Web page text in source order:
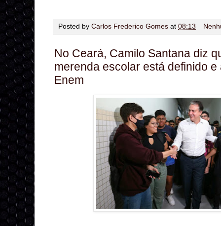
Posted by Carlos Frederico Gomes at 08:13
No Ceará, Camilo Santana diz
merenda escolar está definido
Enem